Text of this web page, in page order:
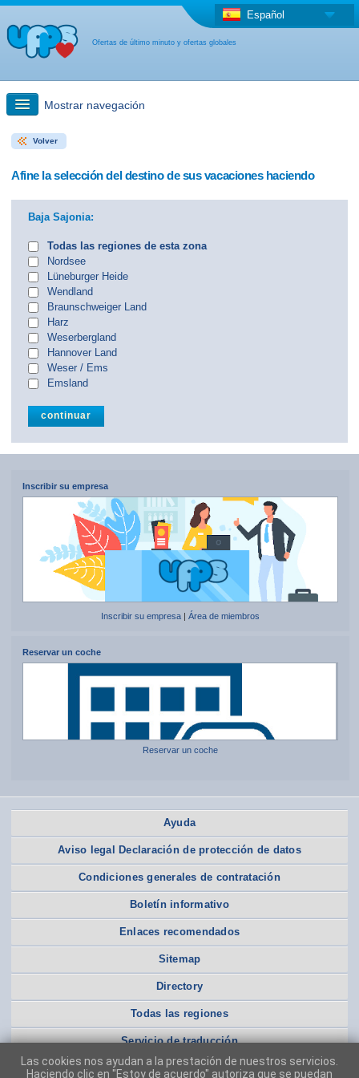
Ofertas de último minuto y ofertas globales
Español
Mostrar navegación
búsqueda rápida
otro país
Volver
Afine la selección del destino de sus vacaciones haciendo
Baja Sajonia:
Todas las regiones de esta zona
Nordsee
Lüneburger Heide
Wendland
Braunschweiger Land
Harz
Weserbergland
Hannover Land
Weser / Ems
Emsland
Inscribir su empresa
Inscribir su empresa| Área de miembros
Reservar un coche
Reservar un coche
Ayuda
Aviso legal Declaración de protección de datos
Condiciones generales de contratación
Boletín informativo
Enlaces recomendados
Sitemap
Directory
Todas las regiones
Servicio de traducción
Las cookies nos ayudan a la prestación de nuestros servicios.
Haciendo clic en "Estoy de acuerdo" autoriza que se puedan